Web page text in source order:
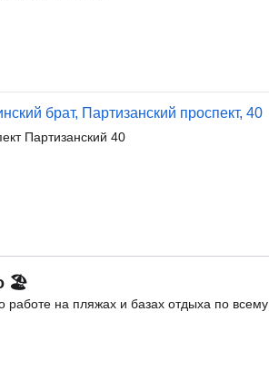
брат, Партизанский проспект, 40
Партизанский 40
🏖
на пляжах и базах отдыха по